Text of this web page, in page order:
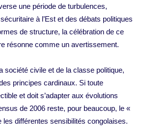
une période de turbulences,
à l’Est et des débats politiques
de structure, la célébration de ce
résonne comme un avertissement.
société civile et de la classe politique,
principes cardinaux. Si toute
et doit s’adapter aux évolutions
de 2006 reste, pour beaucoup, le «
les différentes sensibilités congolaises.